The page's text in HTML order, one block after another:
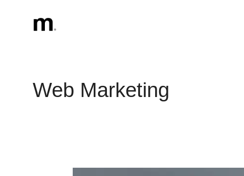
contenuto
Web Marketing